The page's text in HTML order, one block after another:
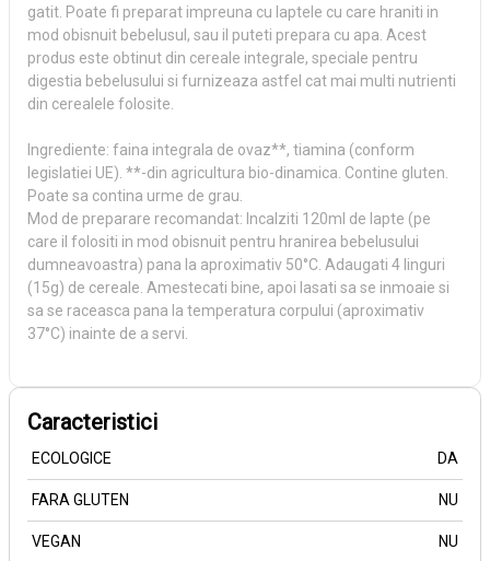
gatit. Poate fi preparat impreuna cu laptele cu care hraniti in
mod obisnuit bebelusul, sau il puteti prepara cu apa. Acest
produs este obtinut din cereale integrale, speciale pentru
digestia bebelusului si furnizeaza astfel cat mai multi nutrienti
din cerealele folosite.
Ingrediente: faina integrala de ovaz**, tiamina (conform
legislatiei UE). **-din agricultura bio-dinamica. Contine gluten.
Poate sa contina urme de grau.
Mod de preparare recomandat: Incalziti 120ml de lapte (pe
care il folositi in mod obisnuit pentru hranirea bebelusului
dumneavoastra) pana la aproximativ 50°C. Adaugati 4 linguri
(15g) de cereale. Amestecati bine, apoi lasati sa se inmoaie si
sa se raceasca pana la temperatura corpului (aproximativ
37°C) inainte de a servi.
Caracteristici
ECOLOGICE DA
FARA GLUTEN NU
VEGAN NU